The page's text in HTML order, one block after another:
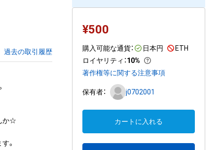
過去の取引履歴
か☆
。
¥500
購入可能な通貨： 日本円
ETH
ロイヤリティ ：10%
著作権等に関する注意事項
保有者： j0702001
カートに入れる